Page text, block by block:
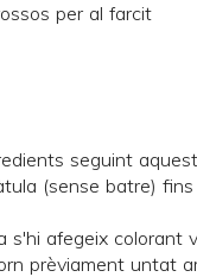
per al farcit
seguint
(sense batre)
s'hi afegeix colorant
prèviament untat